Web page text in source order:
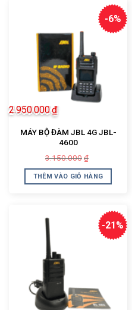
-6%
MÁY BỘ ĐÀM JBL 4G JBL-
4600
3.150.000 ₫
là:
3.150.000₫.
2.950.000₫
tại
là:
THÊM VÀO GIỎ HÀNG
-21%